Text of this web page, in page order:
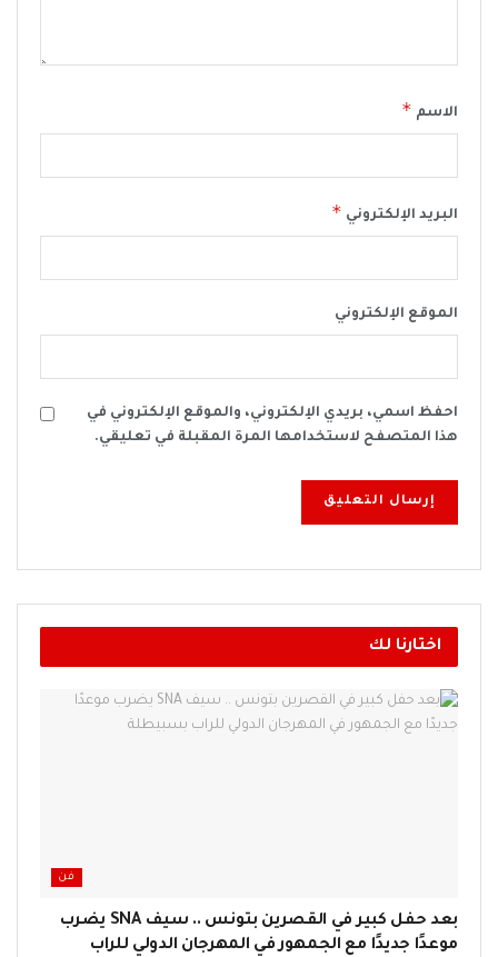
الاسم *
البريد الإلكتروني *
الموقع الإلكتروني
احفظ اسمي، بريدي الإلكتروني، والموقع الإلكتروني في
هذا المتصفح لاستخدامها المرة المقبلة في تعليقي.
اختارنا لك
فن
بعد حفل كبير في القصرين بتونس .. سيف SNA يضرب
موعدًا جديدًا مع الجمهور في المهرجان الدولي للراب